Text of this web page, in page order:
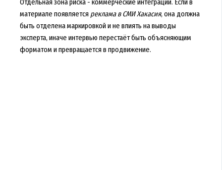
материале появляется реклама в СМИ Хакасия, она должна
быть отделена маркировкой и не влиять на выводы
эксперта, иначе интервью перестаёт быть объясняющим
форматом и превращается в продвижение.